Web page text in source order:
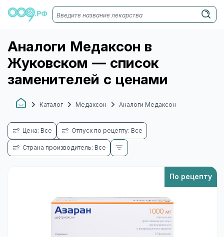
Аналоги Медаксон в
Жуковском — список
заменителей с ценами
Каталог Медаксон Аналоги Медаксон
Цена: Все Отпуск по рецепту: Все
Страна производитель: Все
По рецепту